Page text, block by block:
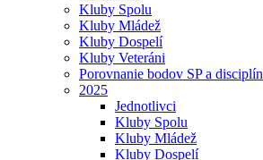
Kluby Spolu
Kluby Mládež
Kluby Dospelí
Kluby Veteráni
Porovnanie bodov SP a disciplín
2025
Jednotlivci
Kluby Spolu
Kluby Mládež
Kluby Dospelí